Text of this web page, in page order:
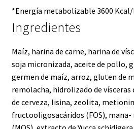
*Energía metabolizable 3600 Kcal/
Ingredientes
Maíz, harina de carne, harina de
soja micronizada, aceite de pollo,
germen de maíz, arroz, gluten de
remolacha, hidrolizado de
de cerveza, lisina, zeolita,
fructooligosacáridos (FOS),